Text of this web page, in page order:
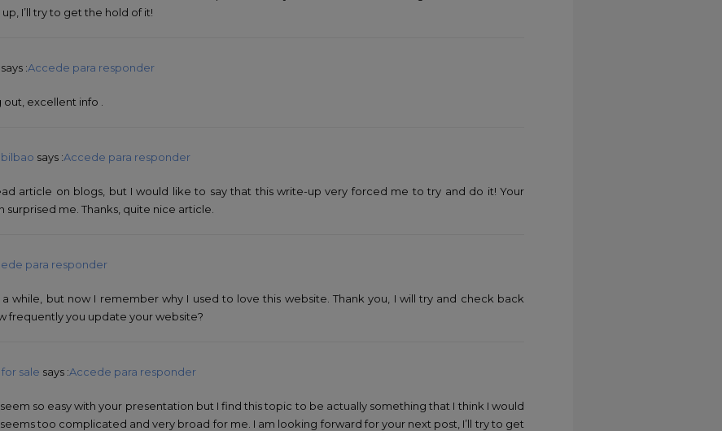
I’ll try to get the hold of it!
says :Accede para responder
excellent info .
says :Accede para responder
article on blogs, but I would like to say that this write-up very forced me to try and do it! Your
surprised me. Thanks, quite nice article.
para responder
a while, but now I remember why I used to love this website. Thank you, I will try and check back
frequently you update your website?
sale says :Accede para responder
so easy with your presentation but I find this topic to be actually something that I think I would
too complicated and very broad for me. I am looking forward for your next post, I’ll try to get